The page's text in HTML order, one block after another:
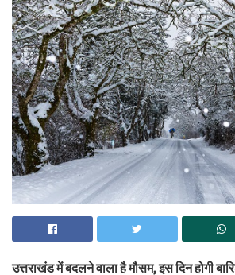
उत्तराखंड में बदलने वाला है मौसम, इस दिन होगी